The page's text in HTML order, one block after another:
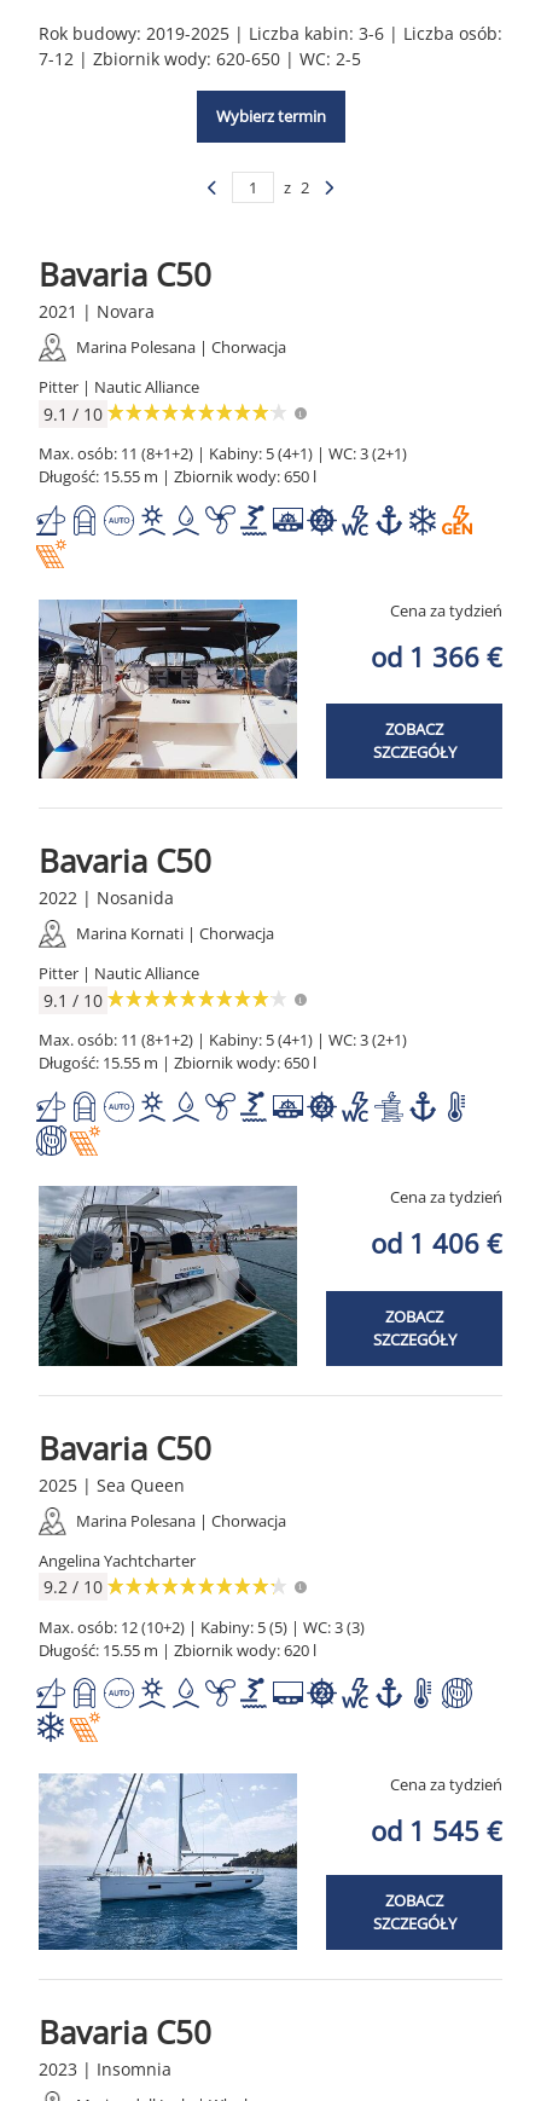
Rok budowy: 2019-2025 | Liczba kabin: 3-6 | Liczba osób:
7-12 | Zbiornik wody: 620-650 | WC: 2-5
Wybierz termin
z 2
Bavaria C50
2021 | Novara
Marina Polesana | Chorwacja
Pitter | Nautic Alliance
9.1 / 10
Max. osób: 11 (8+1+2) | Kabiny: 5 (4+1) | WC: 3 (2+1)
Długość: 15.55 m | Zbiornik wody: 650 l
Cena za tydzień
od 1 366 €
ZOBACZ
SZCZEGÓŁY
Bavaria C50
2022 | Nosanida
Marina Kornati | Chorwacja
Pitter | Nautic Alliance
9.1 / 10
Max. osób: 11 (8+1+2) | Kabiny: 5 (4+1) | WC: 3 (2+1)
Długość: 15.55 m | Zbiornik wody: 650 l
Cena za tydzień
od 1 406 €
ZOBACZ
SZCZEGÓŁY
Bavaria C50
2025 | Sea Queen
Marina Polesana | Chorwacja
Angelina Yachtcharter
9.2 / 10
Max. osób: 12 (10+2) | Kabiny: 5 (5) | WC: 3 (3)
Długość: 15.55 m | Zbiornik wody: 620 l
Cena za tydzień
od 1 545 €
ZOBACZ
SZCZEGÓŁY
Bavaria C50
2023 | Insomnia